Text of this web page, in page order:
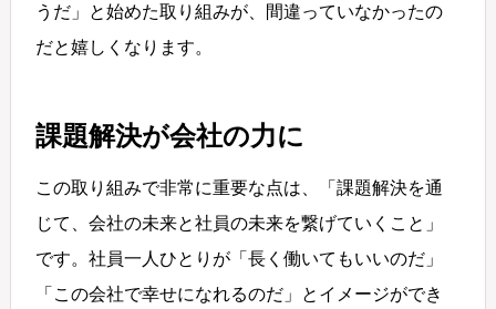
うだ」と始めた取り組みが、間違っていなかったの
だと嬉しくなります。
課題解決が会社の力に
この取り組みで非常に重要な点は、「課題解決を通
じて、会社の未来と社員の未来を繋げていくこと」
です。社員一人ひとりが「長く働いてもいいのだ」
「この会社で幸せになれるのだ」とイメージができ